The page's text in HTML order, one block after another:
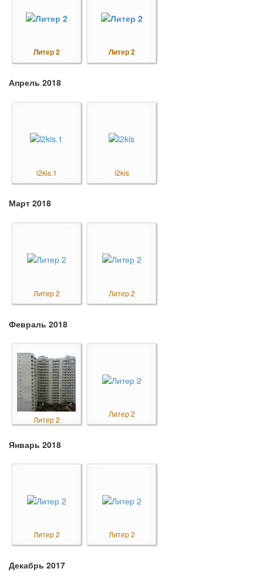
Литер 2 Литер 2
Апрель 2018
l2kis.1 l2kis
Март 2018
Литер 2 Литер 2
Февраль 2018
Литер 2
Литер 2
Январь 2018
Литер 2 Литер 2
Декабрь 2017